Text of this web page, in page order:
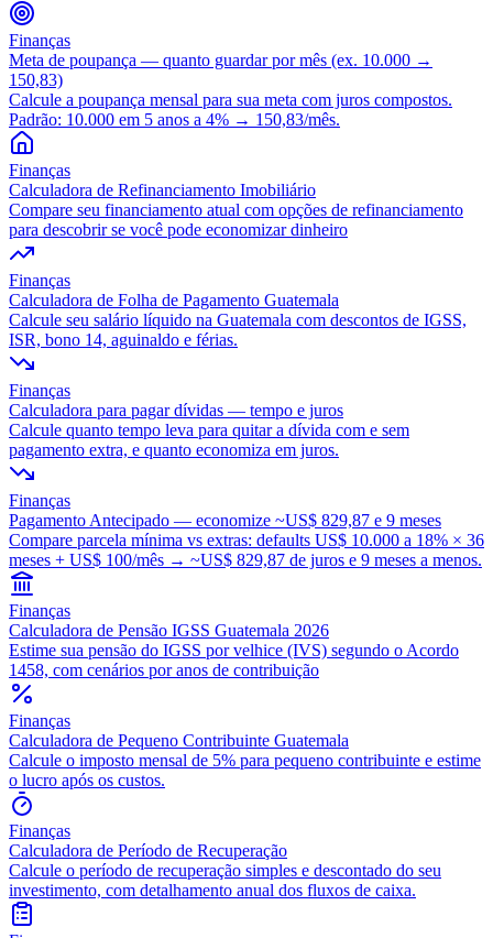
Finanças
Meta de poupança — quanto guardar por mês (ex. 10.000 →
150,83)
Calcule a poupança mensal para sua meta com juros compostos.
Padrão: 10.000 em 5 anos a 4% → 150,83/mês.
Finanças
Calculadora de Refinanciamento Imobiliário
Compare seu financiamento atual com opções de refinanciamento
para descobrir se você pode economizar dinheiro
Finanças
Calculadora de Folha de Pagamento Guatemala
Calcule seu salário líquido na Guatemala com descontos de IGSS,
ISR, bono 14, aguinaldo e férias.
Finanças
Calculadora para pagar dívidas — tempo e juros
Calcule quanto tempo leva para quitar a dívida com e sem
pagamento extra, e quanto economiza em juros.
Finanças
Pagamento Antecipado — economize ~US$ 829,87 e 9 meses
Compare parcela mínima vs extras: defaults US$ 10.000 a 18% × 36
meses + US$ 100/mês → ~US$ 829,87 de juros e 9 meses a menos.
Finanças
Calculadora de Pensão IGSS Guatemala 2026
Estime sua pensão do IGSS por velhice (IVS) segundo o Acordo
1458, com cenários por anos de contribuição
Finanças
Calculadora de Pequeno Contribuinte Guatemala
Calcule o imposto mensal de 5% para pequeno contribuinte e estime
o lucro após os custos.
Finanças
Calculadora de Período de Recuperação
Calcule o período de recuperação simples e descontado do seu
investimento, com detalhamento anual dos fluxos de caixa.